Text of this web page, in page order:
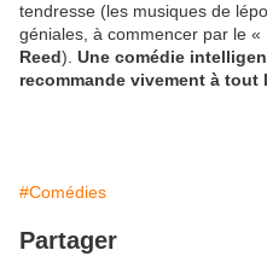
tendresse (les musiques de
géniales, à commencer par le «
Reed). Une comédie
recommande vivement à tout
#Comédies
Partager